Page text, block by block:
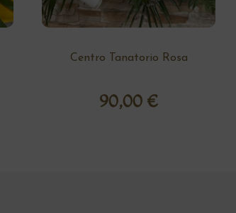
Centro Tanatorio Rosa
90,00 €